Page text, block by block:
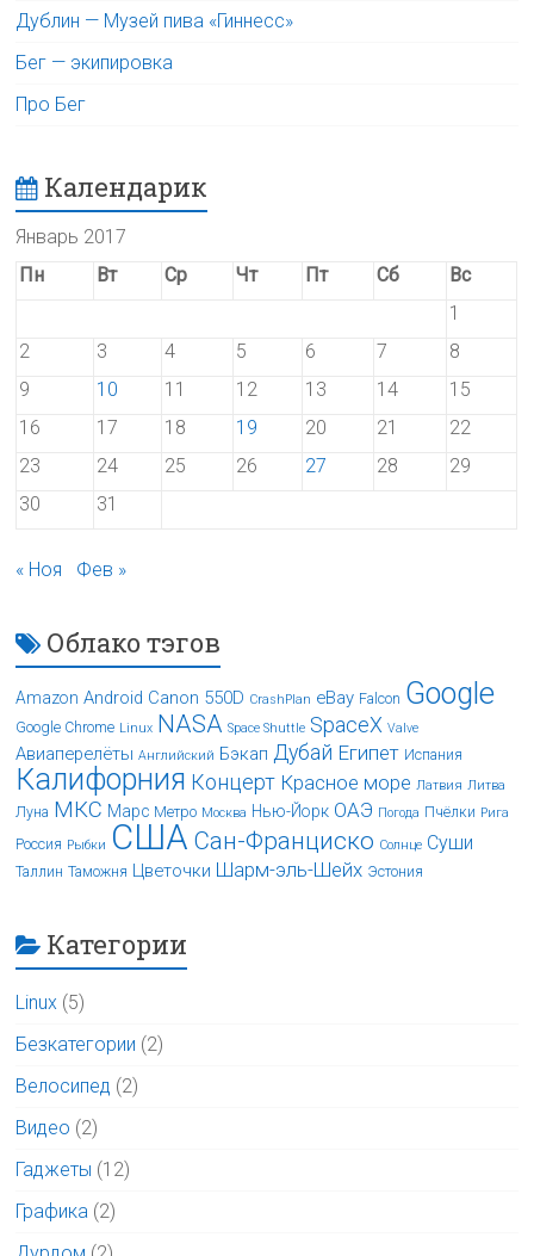
Дублин — Музей пива «Гиннесс»
Бег — экипировка
Про Бег
Календарик
Январь 2017
Пн
Вт Ср Чт Пт Сб
Вс
1
2
3 4 5 6 7
8
9
10 11 12 13 14
15
16
17 18 19 20 21
22
23
24 25 26 27 28
29
30
31
« Ноя Фев »
Облако тэгов
Amazon Android Canon 550D CrashPlan eBay Falcon Google
Google Chrome Linux NASA Space Shuttle SpaceX Valve
Авиаперелёты Английский Бэкап Дубай Египет Испания
Калифорния Концерт Красное море Латвия Литва
Луна МКС Марс Метро Москва Нью-Йорк ОАЭ Погода Пчёлки Рига
Россия Рыбки США Сан-Франциско Солнце Суши
Таллин Таможня Цветочки Шарм-эль-Шейх Эстония
Категории
Linux (5)
Безкатегории (2)
Велосипед (2)
Видео (2)
Гаджеты (12)
Графика (2)